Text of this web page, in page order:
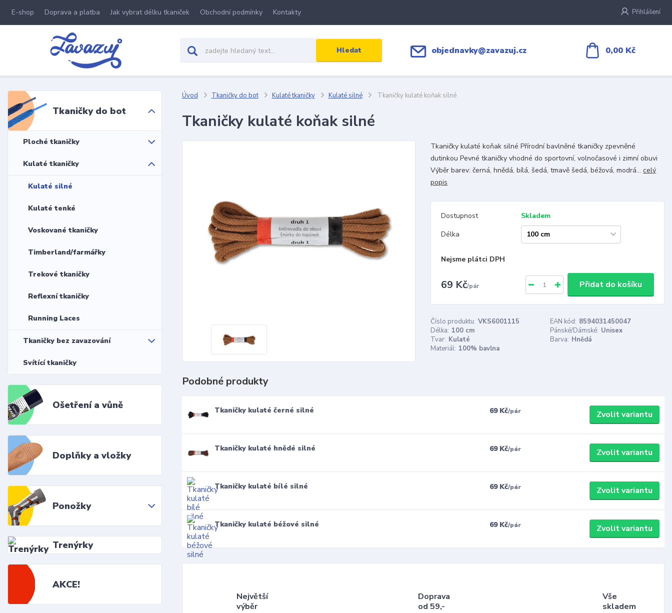
E-shop Doprava a platba Jak vybrat délku tkaniček Obchodní podmínky Kontakty Přihlášení
Hledat objednavky@zavazuj.cz 0,00 Kč
Tkaničky do bot
Ploché tkaničky
Kulaté tkaničky
Kulaté silné
Kulaté tenké
Voskované tkaničky
Timberland/farmářky
Trekové tkaničky
Reflexní tkaničky
Running Laces
Tkaničky bez zavazování
Svítící tkaničky
Ošetření a vůně
Doplňky a vložky
Ponožky
Trenýrky
AKCE!
Úvod Tkaničky do bot Kulaté tkaničky Kulaté silné Tkaničky kulaté koňak silné
Tkaničky kulaté koňak silné
Tkaničky kulaté koňak silné Přírodní bavlněné tkaničky zpevněné
dutinkou Pevné tkaničky vhodné do sportovní, volnočasové i zimní obuvi
Výběr barev: černá, hnědá, bílá, šedá, tmavě šedá, béžová, modrá...celý
popis
Dostupnost
Skladem
Délka
Nejsme plátci DPH
69 Kč/pár Přidat do košíku
Číslo produktu: VKS6001115 EAN kód: 8594031450047
Délka: 100 cm Pánské/Dámské: Unisex
Tvar: Kulaté Barva: Hnědá
Materiál: 100% bavlna
Podobné produkty
Tkaničky kulaté černé silné 69 Kč/pár Zvolit variantu
Tkaničky kulaté hnědé silné 69 Kč/pár Zvolit variantu
Tkaničky kulaté bílé silné 69 Kč/pár Zvolit variantu
Tkaničky kulaté béžové silné 69 Kč/pár Zvolit variantu
Největší
výběr
Doprava
od 59,-
Vše
skladem